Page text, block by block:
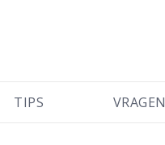
TIPS VRAGEN